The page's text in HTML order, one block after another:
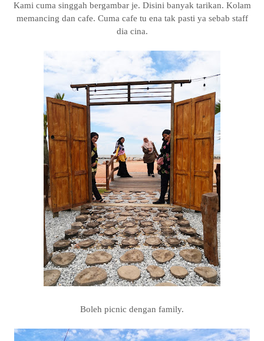
Kami cuma singgah bergambar je. Disini banyak tarikan. Kolam
memancing dan cafe. Cuma cafe tu ena tak pasti ya sebab staff
dia cina.
Boleh picnic dengan family.